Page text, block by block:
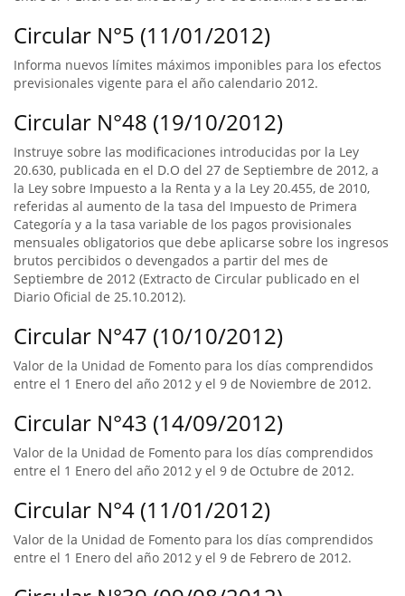
Circular N°5 (11/01/2012)
Informa nuevos límites máximos imponibles para los efectos
previsionales vigente para el año calendario 2012.
Circular N°48 (19/10/2012)
Instruye sobre las modificaciones introducidas por la Ley
20.630, publicada en el D.O del 27 de Septiembre de 2012, a
la Ley sobre Impuesto a la Renta y a la Ley 20.455, de 2010,
referidas al aumento de la tasa del Impuesto de Primera
Categoría y a la tasa variable de los pagos provisionales
mensuales obligatorios que debe aplicarse sobre los ingresos
brutos percibidos o devengados a partir del mes de
Septiembre de 2012 (Extracto de Circular publicado en el
Diario Oficial de 25.10.2012).
Circular N°47 (10/10/2012)
Valor de la Unidad de Fomento para los días comprendidos
entre el 1 Enero del año 2012 y el 9 de Noviembre de 2012.
Circular N°43 (14/09/2012)
Valor de la Unidad de Fomento para los días comprendidos
entre el 1 Enero del año 2012 y el 9 de Octubre de 2012.
Circular N°4 (11/01/2012)
Valor de la Unidad de Fomento para los días comprendidos
entre el 1 Enero del año 2012 y el 9 de Febrero de 2012.